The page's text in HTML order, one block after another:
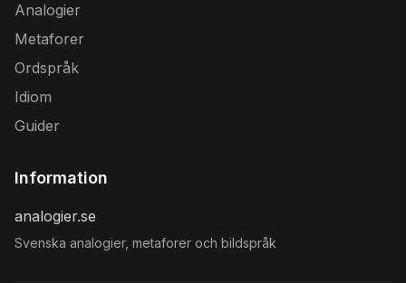
Analogier
Metaforer
Ordspråk
Idiom
Guider
Information
analogier.se
Svenska analogier, metaforer och bildspråk